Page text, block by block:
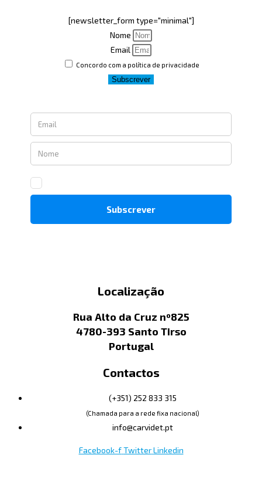
[newsletter_form type="minimal"]
Nome
Email
Concordo com a política de privacidade
Subscrever
Localização
Rua Alto da Cruz nº825
4780-393 Santo Tirso
Portugal
Contactos
(+351) 252 833 315
(Chamada para a rede fixa nacional)
info@carvidet.pt
Facebook-f Twitter Linkedin